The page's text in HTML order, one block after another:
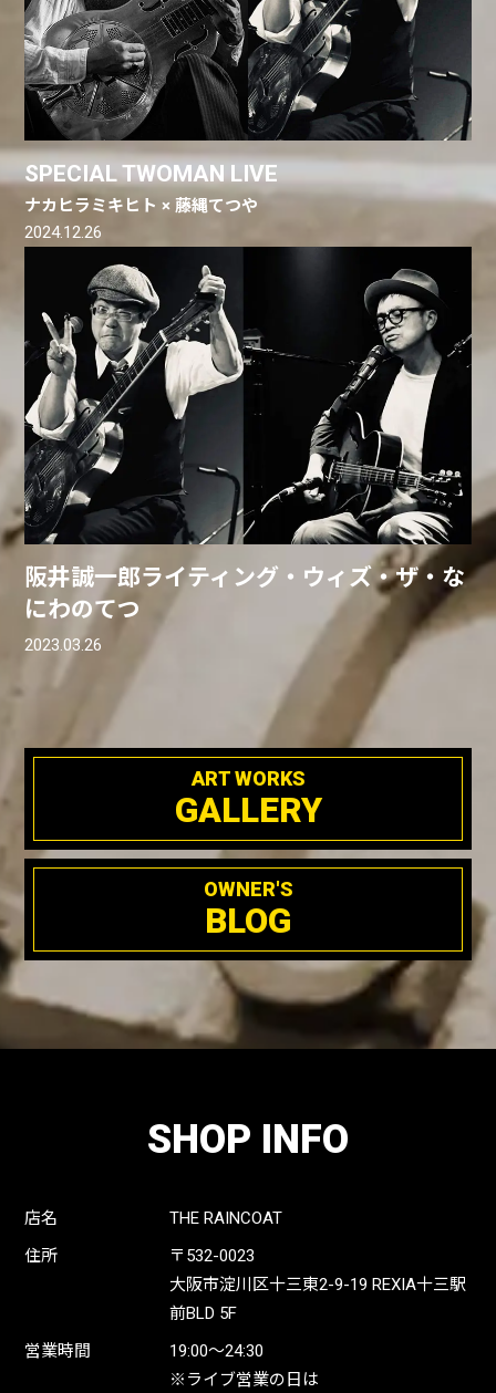
SPECIAL TWOMAN LIVE
ナカヒラミキヒト × 藤縄てつや
2024.12.26
阪井誠一郎ライティング・ウィズ・ザ・な
にわのてつ
2023.03.26
ART WORKS
GALLERY
OWNER'S
BLOG
SHOP INFO
店名
THE RAINCOAT
住所
〒532-0023
大阪市淀川区十三東2-9-19 REXIA十三駅
前BLD 5F
営業時間
19:00〜24:30
※ライブ営業の日は